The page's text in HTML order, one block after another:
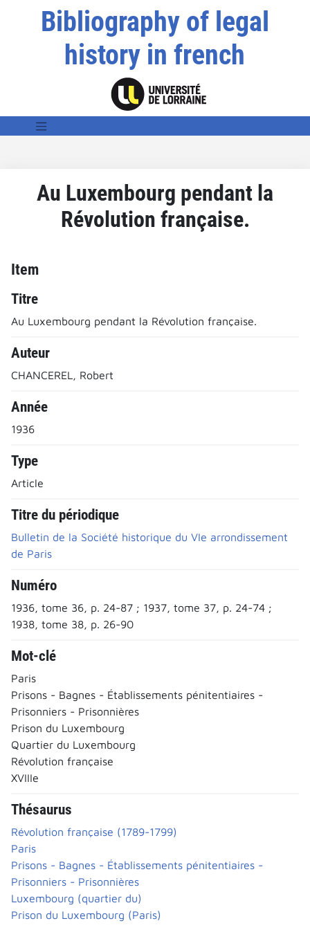
Bibliography of legal
history in french
Au Luxembourg pendant la
Révolution française.
Item
Titre
Au Luxembourg pendant la Révolution française.
Auteur
CHANCEREL, Robert
Année
1936
Type
Article
Titre du périodique
Bulletin de la Société historique du VIe arrondissement
de Paris
Numéro
1936, tome 36, p. 24-87 ; 1937, tome 37, p. 24-74 ;
1938, tome 38, p. 26-90
Mot-clé
Paris
Prisons - Bagnes - Établissements pénitentiaires -
Prisonniers - Prisonnières
Prison du Luxembourg
Quartier du Luxembourg
Révolution française
XVIIIe
Thésaurus
Révolution française (1789-1799)
Paris
Prisons - Bagnes - Établissements pénitentiaires -
Prisonniers - Prisonnières
Luxembourg (quartier du)
Prison du Luxembourg (Paris)